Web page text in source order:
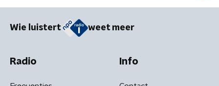
Wie luistert weet meer
Radio Info